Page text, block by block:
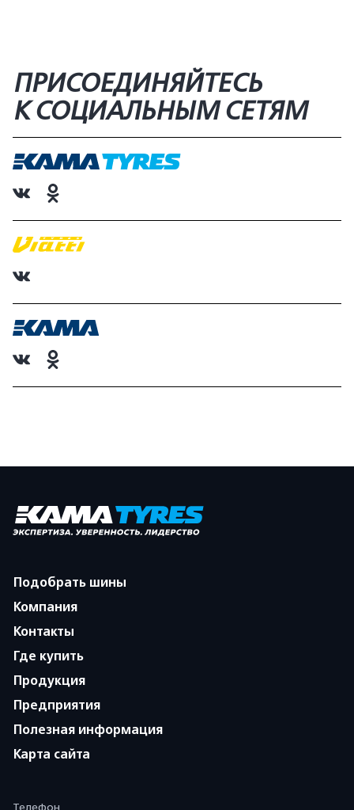
ПРИСОЕДИНЯЙТЕСЬ
К СОЦИАЛЬНЫМ СЕТЯМ
Подобрать шины
Компания
Контакты
Где купить
Продукция
Предприятия
Полезная информация
Карта сайта
Телефон